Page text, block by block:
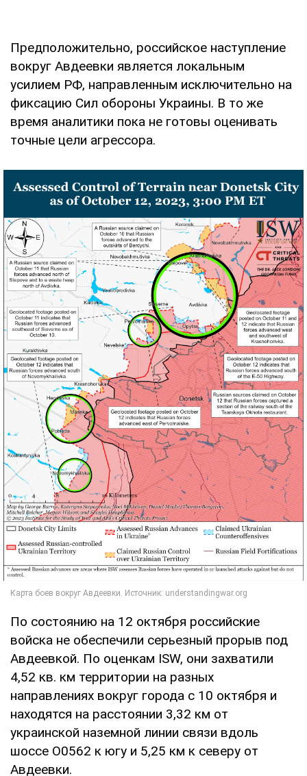
Предположительно, российское наступление
вокруг Авдеевки является локальным
усилием РФ, направленным исключительно на
фиксацию Сил обороны Украины. В то же
время аналитики пока не готовы оценивать
точные цели агрессора.
По состоянию на 12 октября российские
войска не обеспечили серьезный прорыв под
Авдеевкой. По оценкам ISW, они захватили
4,52 кв. км территории на разных
направлениях вокруг города с 10 октября и
находятся на расстоянии 3,32 км от
украинской наземной линии связи вдоль
шоссе O0562 к югу и 5,25 км к северу от
Авдеевки.